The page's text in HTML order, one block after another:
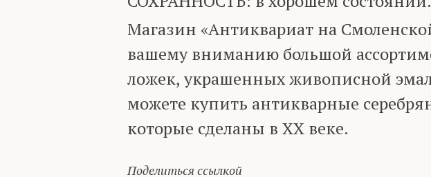
Магазин «Антиквариат на
вашему вниманию большой
ложек, украшенных живописной
можете купить антикварные
которые сделаны в XX веке.
Поделиться ссылкой